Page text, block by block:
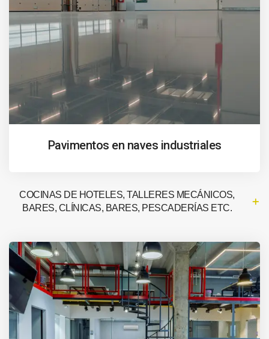
Pavimentos en naves industriales
COCINAS DE HOTELES, TALLERES MECÁNICOS,
BARES, CLÍNICAS, BARES, PESCADERÍAS ETC.